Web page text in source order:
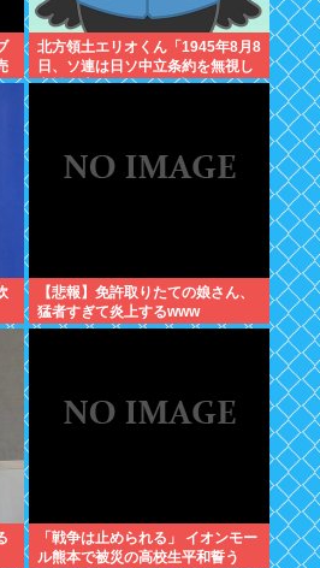
北方領土エリオくん「1945年8月8
日、ソ連は日ソ中立条約を無視し
宣戦布告、翌9日に日本への侵攻
【悲報】免許取りたての娘さん、
猛者すぎて炎上するwww
「戦争は止められる」 イオンモー
ル熊本で被災の高校生平和誓う